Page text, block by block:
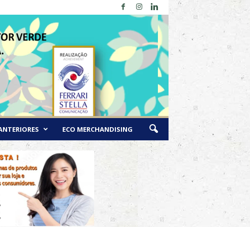
ECO MERCHANDISING